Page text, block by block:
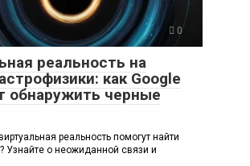
0
реальность на
как Google
обнаружить черные
реальность помогут найти
Узнайте о неожиданной связи и